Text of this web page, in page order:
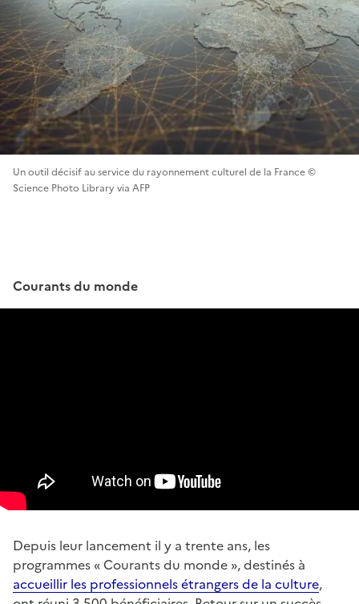
Un outil décisif au service du rayonnement culturel de la France ©
Science Photo Library via AFP
Courants du monde
Depuis leur lancement il y a trente ans, les
programmes « Courants du monde », destinés à
accueillir les professionnels étrangers de la culture,